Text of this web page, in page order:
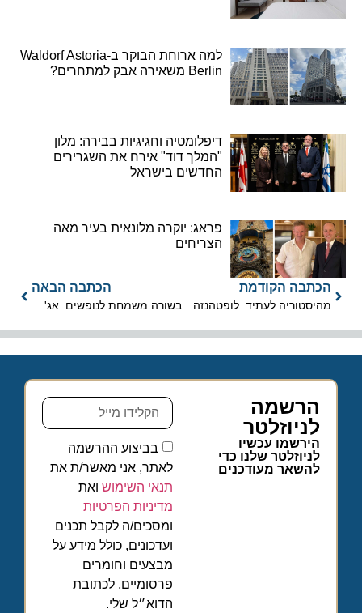
למה ארוחת הבוקר ב-Waldorf Astoria
Berlin משאירה אבק למתחרים?
דיפלומטיה וחגיגיות בבירה: מלון
"המלך דוד" אירח את השגרירים
החדשים בישראל
פראג: יוקרה מלונאית בעיר מאה
הצריחים
הכתבה הקודמת
מהיסטוריה לעתיד: לופטהנזה חוגגת 100 שנה וחונכת את מרכז "האנגר וואן"
הכתבה הבאה
בשורה משמחת לנופשים: אג'יאן איירליינס מקדימה את חזרתה לישראל
הרשמה
לניוזלטר
הירשמו עכשיו
לניוזלטר שלנו כדי
להשאר מעודכנים
בביצוע ההרשמה
לאתר, אני מאשר/ת את
תנאי השימושואת
מדיניות הפרטיות
ומסכים/ה לקבל תכנים
ועדכונים, כולל מידע על
מבצעים וחומרים
פרסומיים, לכתובת
הדוא״ל שלי.